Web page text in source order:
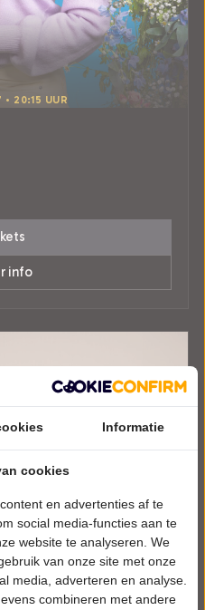
• 20:15 UUR
info
Informatie
cookies
en advertenties af te
social media-functies aan te
website te analyseren. We
van onze site met onze
media, adverteren en analyse.
combineren met andere